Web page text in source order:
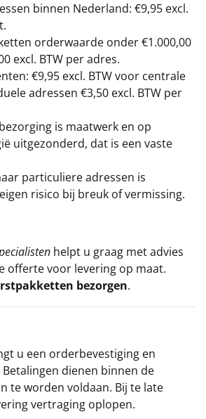
binnen Nederland: €9,95 excl.
orderwaarde onder €1.000,00
excl. BTW per adres.
€9,95 excl. BTW voor centrale
adressen €3,50 excl. BTW per
is maatwerk en op
uitgezonderd, dat is een vaste
particuliere adressen is
risico bij breuk of vermissing.
helpt u graag met advies
offerte voor levering op maat.
bezorgen.
u een orderbevestiging en
dienen binnen de
te worden voldaan. Bij te late
vertraging oplopen.